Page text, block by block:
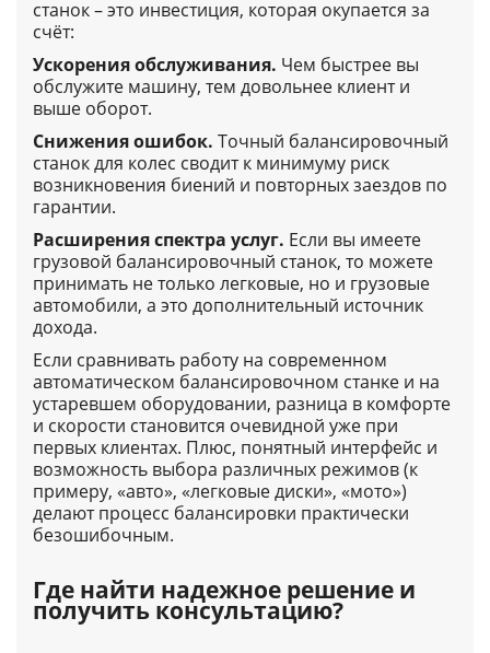
станок – это инвестиция, которая окупается за
счёт:
Ускорения обслуживания. Чем быстрее вы
обслужите машину, тем довольнее клиент и
выше оборот.
Снижения ошибок. Точный балансировочный
станок для колес сводит к минимуму риск
возникновения биений и повторных заездов по
гарантии.
Расширения спектра услуг. Если вы имеете
грузовой балансировочный станок, то можете
принимать не только легковые, но и грузовые
автомобили, а это дополнительный источник
дохода.
Если сравнивать работу на современном
автоматическом балансировочном станке и на
устаревшем оборудовании, разница в комфорте
и скорости становится очевидной уже при
первых клиентах. Плюс, понятный интерфейс и
возможность выбора различных режимов (к
примеру, «авто», «легковые диски», «мото»)
делают процесс балансировки практически
безошибочным.
Где найти надежное решение и
получить консультацию?